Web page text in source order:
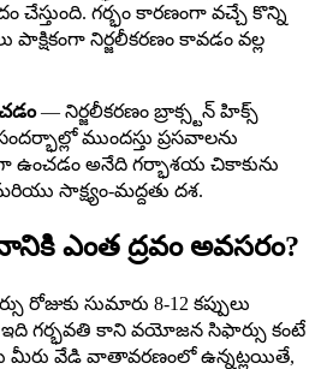
గర్భం కారణంగా వచ్చే కొన్ని
నిర్జలీకరణం కావడం వల్ల
— నిర్జలీకరణం బ్రాక్స్టన్ హిక్స్
ముందస్తు ప్రసవాలను
గా ఉంచడం అనేది గర్భాశయ చికాకును
సాక్ష్యం-మద్దతు దశ.
ఎంత ద్రవం అవసరం?
సుమారు 8-12 కప్పులు
ఇది గర్భవతి కాని వయోజన సిఫార్సు కంటే
మీరు వేడి వాతావరణంలో ఉన్నట్లయితే,